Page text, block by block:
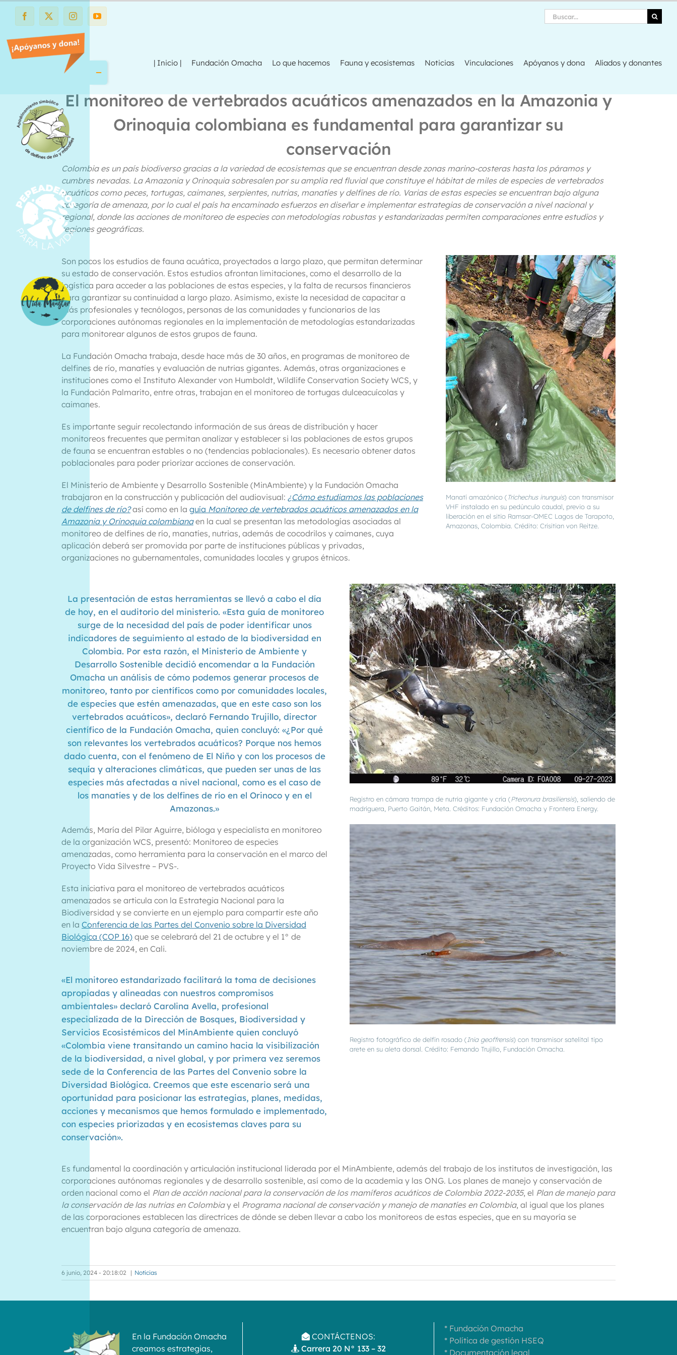
Saltar
Facebook
X InstagramYouTube Search
| Inicio | Fundación Omacha Lo que hacemos Fauna y ecosistemas Noticias Vinculaciones Apóyanos y dona Aliados y donantes
El monitoreo de vertebrados acuáticos amenazados en la Amazonia y
Orinoquia colombiana es fundamental para garantizar su
conservación
Colombia es un país biodiverso gracias a la variedad de ecosistemas que se encuentran desde zonas marino-costeras hasta los páramos y
cumbres nevadas. La Amazonia y Orinoquia sobresalen por su amplia red fluvial que constituye el hábitat de miles de especies de vertebrados
acuáticos como peces, tortugas, caimanes, serpientes, nutrias, manatíes y delfines de río. Varias de estas especies se encuentran bajo alguna
categoría de amenaza, por lo cual el país ha encaminado esfuerzos en diseñar e implementar estrategias de conservación a nivel nacional y
regional, donde las acciones de monitoreo de especies con metodologías robustas y estandarizadas permiten comparaciones entre estudios y
regiones geográficas.
Son pocos los estudios de fauna acuática, proyectados a largo plazo, que permitan determinar
su estado de conservación. Estos estudios afrontan limitaciones, como el desarrollo de la
logística para acceder a las poblaciones de estas especies, y la falta de recursos financieros
para garantizar su continuidad a largo plazo. Asimismo, existe la necesidad de capacitar a
más profesionales y tecnólogos, personas de las comunidades y funcionarios de las
corporaciones autónomas regionales en la implementación de metodologías estandarizadas
para monitorear algunos de estos grupos de fauna.
La Fundación Omacha trabaja, desde hace más de 30 años, en programas de monitoreo de
delfines de río, manatíes y evaluación de nutrias gigantes. Además, otras organizaciones e
instituciones como el Instituto Alexander von Humboldt, Wildlife Conservation Society WCS, y
la Fundación Palmarito, entre otras, trabajan en el monitoreo de tortugas dulceacuícolas y
caimanes.
Es importante seguir recolectando información de sus áreas de distribución y hacer
monitoreos frecuentes que permitan analizar y establecer si las poblaciones de estos grupos
de fauna se encuentran estables o no (tendencias poblacionales). Es necesario obtener datos
poblacionales para poder priorizar acciones de conservación.
El Ministerio de Ambiente y Desarrollo Sostenible (MinAmbiente) y la Fundación Omacha
trabajaron en la construcción y publicación del audiovisual: ¿Cómo estudiamos las poblaciones
de delfines de río?así como en la guía Monitoreo de vertebrados acuáticos amenazados en la
Amazonia y Orinoquia colombiana en la cual se presentan las metodologías asociadas al
monitoreo de delfines de río, manatíes, nutrias, además de cocodrilos y caimanes, cuya
aplicación deberá ser promovida por parte de instituciones públicas y privadas,
organizaciones no gubernamentales, comunidades locales y grupos étnicos.
Manatí amazónico (Trichechus inunguis) con transmisor
VHF instalado en su pedúnculo caudal, previo a su
liberación en el sitio Ramsar-OMEC Lagos de Tarapoto,
Amazonas, Colombia. Crédito: Crisitian von Reitze.
La presentación de estas herramientas se llevó a cabo el día
de hoy, en el auditorio del ministerio. «Esta guía de monitoreo
surge de la necesidad del país de poder identificar unos
indicadores de seguimiento al estado de la biodiversidad en
Colombia. Por esta razón, el Ministerio de Ambiente y
Desarrollo Sostenible decidió encomendar a la Fundación
Omacha un análisis de cómo podemos generar procesos de
monitoreo, tanto por científicos como por comunidades locales,
de especies que estén amenazadas, que en este caso son los
vertebrados acuáticos», declaró Fernando Trujillo, director
científico de la Fundación Omacha, quien concluyó: «¿Por qué
son relevantes los vertebrados acuáticos? Porque nos hemos
dado cuenta, con el fenómeno de El Niño y con los procesos de
sequía y alteraciones climáticas, que pueden ser unas de las
especies más afectadas a nivel nacional, como es el caso de
los manatíes y de los delfines de río en el Orinoco y en el
Amazonas.»
Además, María del Pilar Aguirre, bióloga y especialista en monitoreo
de la organización WCS, presentó: Monitoreo de especies
amenazadas, como herramienta para la conservación en el marco del
Proyecto Vida Silvestre – PVS-.
Esta iniciativa para el monitoreo de vertebrados acuáticos
amenazados se articula con la Estrategia Nacional para la
Biodiversidad y se convierte en un ejemplo para compartir este año
en la Conferencia de las Partes del Convenio sobre la Diversidad
Biológica (COP 16)que se celebrará del 21 de octubre y el 1° de
noviembre de 2024, en Cali.
«El monitoreo estandarizado facilitará la toma de decisiones
apropiadas y alineadas con nuestros compromisos
ambientales» declaró Carolina Avella, profesional
especializada de la Dirección de Bosques, Biodiversidad y
Servicios Ecosistémicos del MinAmbiente quien concluyó
«Colombia viene transitando un camino hacia la visibilización
de la biodiversidad, a nivel global, y por primera vez seremos
sede de la Conferencia de las Partes del Convenio sobre la
Diversidad Biológica. Creemos que este escenario será una
oportunidad para posicionar las estrategias, planes, medidas,
acciones y mecanismos que hemos formulado e implementado,
con especies priorizadas y en ecosistemas claves para su
conservación».
Registro en cámara trampa de nutria gigante y cría (Pteronura brasiliensis), saliendo de
madriguera, Puerto Gaitán, Meta. Créditos: Fundación Omacha y Frontera Energy.
Registro fotográfico de delfín rosado (Inia geoffrensis) con transmisor satelital tipo
arete en su aleta dorsal. Crédito: Fernando Trujillo, Fundación Omacha.
Es fundamental la coordinación y articulación institucional liderada por el MinAmbiente, además del trabajo de los institutos de investigación, las
corporaciones autónomas regionales y de desarrollo sostenible, así como de la academia y las ONG. Los planes de manejo y conservación de
orden nacional como el Plan de acción nacional para la conservación de los mamíferos acuáticos de Colombia 2022-2035, el Plan de manejo para
la conservación de las nutrias en Colombiay el Programa nacional de conservación y manejo de manatíes en Colombia, al igual que los planes
de las corporaciones establecen las directrices de dónde se deben llevar a cabo los monitoreos de estas especies, que en su mayoría se
encuentran bajo alguna categoría de amenaza.
6 junio, 2024 - 20:18:02 | Noticias
En la Fundación Omacha
creamos estrategias,
CONTÁCTENOS:
Carrera 20 N° 133 – 32
* Fundación Omacha
* Política de gestión HSEQ
* Documentación legal
Area